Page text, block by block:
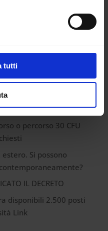
tutti
scioglimento della
è utile ottenerla
o percorso 30 CFU
Si possono
IL DECRETO
disponibili 2.500 posti
Link